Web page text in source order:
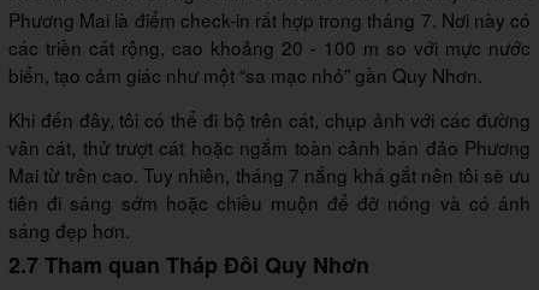
Phương Mai là điểm check-in rất hợp trong tháng 7. Nơi này có
các triền cát rộng, cao khoảng 20 - 100 m so với mực nước
biển, tạo cảm giác như một “sa mạc nhỏ” gần Quy Nhơn.
Khi đến đây, tôi có thể đi bộ trên cát, chụp ảnh với các đường
vân cát, thử trượt cát hoặc ngắm toàn cảnh bán đảo Phương
Mai từ trên cao. Tuy nhiên, tháng 7 nắng khá gắt nên tôi sẽ ưu
tiên đi sáng sớm hoặc chiều muộn để đỡ nóng và có ánh
sáng đẹp hơn.
2.7 Tham quan Tháp Đôi Quy Nhơn